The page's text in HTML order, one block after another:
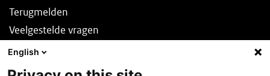
Terugmelden
Veelgestelde vragen
Nieuws
English
English